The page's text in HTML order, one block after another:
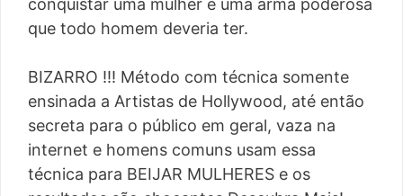
conquistar uma mulher é uma arma poderosa
que todo homem deveria ter.
BIZARRO !!! Método com técnica somente
ensinada a Artistas de Hollywood, até então
secreta para o público em geral, vaza na
internet e homens comuns usam essa
técnica para BEIJAR MULHERES e os